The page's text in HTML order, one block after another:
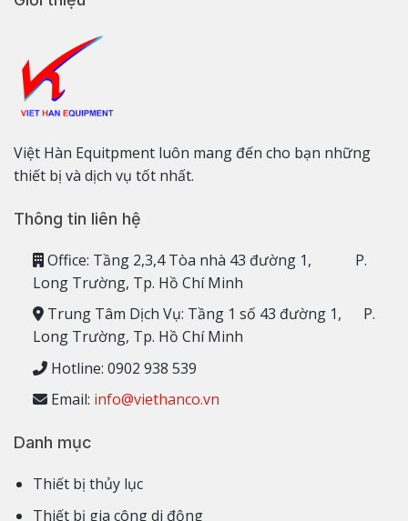
Việt Hàn Equitpment luôn mang đến cho bạn những
thiết bị và dịch vụ tốt nhất.
Thông tin liên hệ
Office: Tầng 2,3,4 Tòa nhà 43 đường 1, P.
Long Trường, Tp. Hồ Chí Minh
Trung Tâm Dịch Vụ: Tầng 1 số 43 đường 1, P.
Long Trường, Tp. Hồ Chí Minh
Hotline: 0902 938 539
Email: info@viethanco.vn
Danh mục
Thiết bị thủy lục
Thiết bị gia công di động